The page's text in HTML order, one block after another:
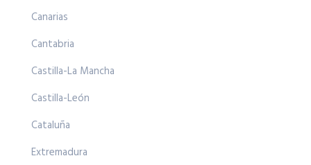
Canarias
Cantabria
Castilla-La Mancha
Castilla-León
Cataluña
Extremadura